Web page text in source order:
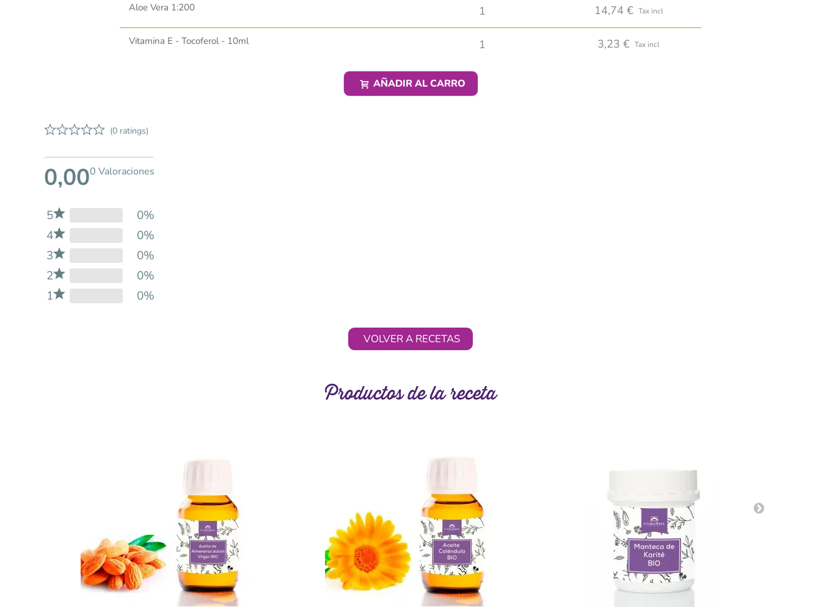
Aloe Vera 1:200 14,74 € Tax incl
Vitamina E - Tocoferol - 10ml 3,23 € Tax incl
AÑADIR AL CARRO
(0 ratings)
0,000 Valoraciones
5
0%
4
0%
3
0%
2
0%
1
0%
VOLVER A RECETAS
Productos de la receta